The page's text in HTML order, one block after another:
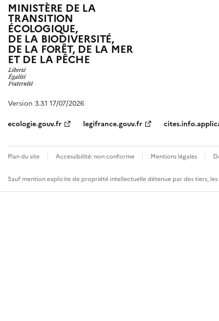
MINISTÈRE DE LA
TRANSITION
ÉCOLOGIQUE,
DE LA BIODIVERSITÉ,
DE LA FORÊT, DE LA MER
ET DE LA PÊCHE
Version 3.3.1 17/07/2026
ecologie.gouv.fr
legifrance.gouv.fr
Plan du site Accessibilité: non conforme Mentions légales
Sauf mention explicite de propriété intellectuelle détenue par des tiers,